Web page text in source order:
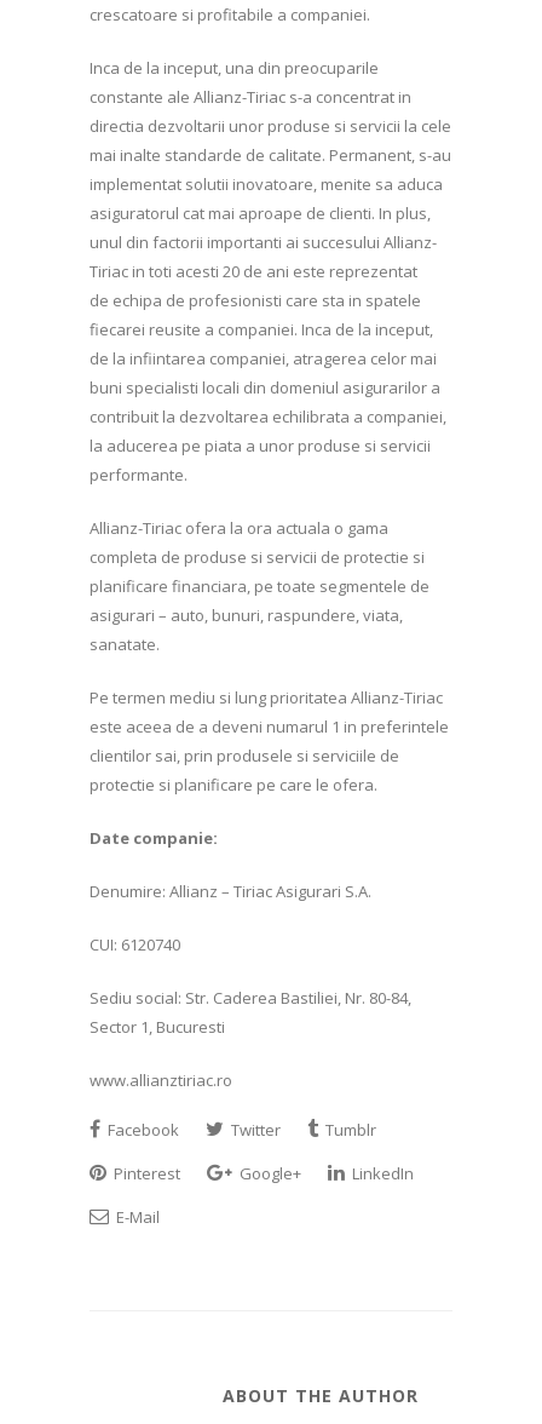
crescatoare si profitabile a companiei.
Inca de la inceput, una din preocuparile
constante ale Allianz-Tiriac s-a concentrat in
directia dezvoltarii unor produse si servicii la cele
mai inalte standarde de calitate. Permanent, s-au
implementat solutii inovatoare, menite sa aduca
asiguratorul cat mai aproape de clienti. In plus,
unul din factorii importanti ai succesului Allianz-
Tiriac in toti acesti 20 de ani este reprezentat
de echipa de profesionisti care sta in spatele
fiecarei reusite a companiei. Inca de la inceput,
de la infiintarea companiei, atragerea celor mai
buni specialisti locali din domeniul asigurarilor a
contribuit la dezvoltarea echilibrata a companiei,
la aducerea pe piata a unor produse si servicii
performante.
Allianz-Tiriac ofera la ora actuala o gama
completa de produse si servicii de protectie si
planificare financiara, pe toate segmentele de
asigurari – auto, bunuri, raspundere, viata,
sanatate.
Pe termen mediu si lung prioritatea Allianz-Tiriac
este aceea de a deveni numarul 1 in preferintele
clientilor sai, prin produsele si serviciile de
protectie si planificare pe care le ofera.
Date companie:
Denumire: Allianz – Tiriac Asigurari S.A.
CUI: 6120740
Sediu social: Str. Caderea Bastiliei, Nr. 80-84,
Sector 1, Bucuresti
www.allianztiriac.ro
Facebook Twitter
Tumblr
Pinterest
Google+
LinkedIn
E-Mail
ABOUT THE AUTHOR